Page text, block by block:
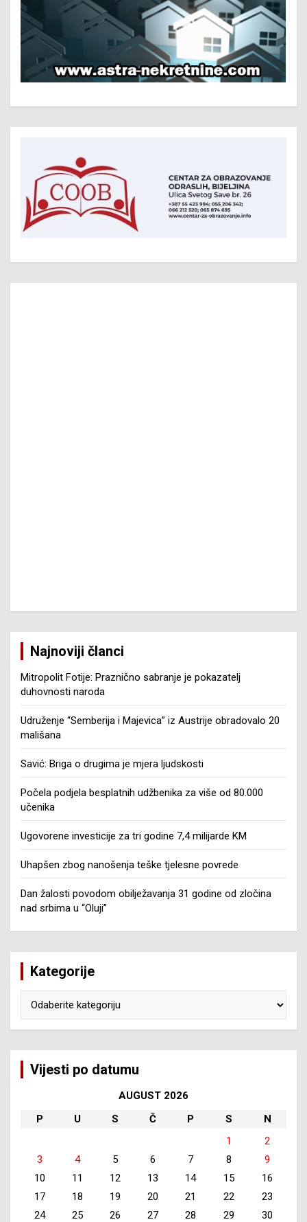
Najnoviji članci
Mitropolit Fotije: Praznično sabranje je pokazatelj
duhovnosti naroda
Udruženje “Semberija i Majevica” iz Austrije obradovalo 20
mališana
Savić: Briga o drugima je mjera ljudskosti
Počela podjela besplatnih udžbenika za više od 80.000
učenika
Ugovorene investicije za tri godine 7,4 milijarde KM
Uhapšen zbog nanošenja teške tjelesne povrede
Dan žalosti povodom obilježavanja 31 godine od zločina
nad srbima u “Oluji”
Kategorije
Vijesti po datumu
AUGUST 2026
P
U S Č P S
N
1
2
3
4 5 6 7 8
9
10
11 12 13 14 15
16
17
18 19 20 21 22
23
24
25 26 27 28 29
30